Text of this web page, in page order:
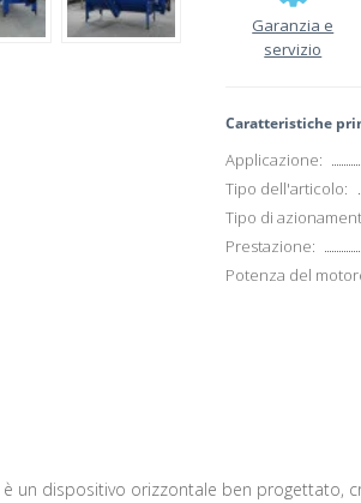
Garanzia e
servizio
Caratteristiche
Applicazione:
Tipo dell'articolo:
Tipo di
Prestazione:
Potenza del
è un dispositivo orizzontale ben progettato,